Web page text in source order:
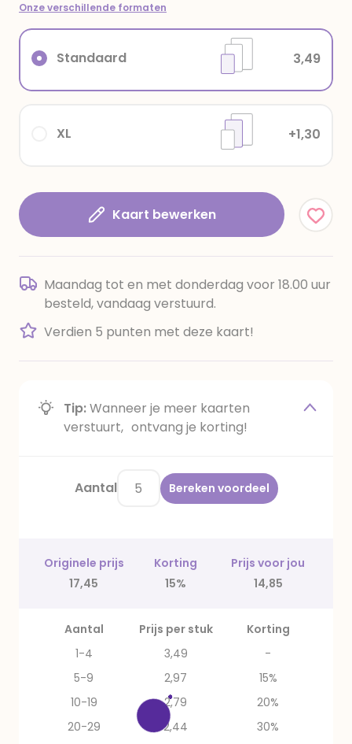
Onze verschillende formaten
XL +1,30
Standaard 3,49
Kaart bewerken
Maandag tot en met donderdag voor 18.00 uur
besteld, vandaag verstuurd.
Verdien 5 punten met deze kaart!
Tip:Wanneer je meer kaarten
verstuurt, ontvang je korting!
Aantal Bereken voordeel
Originele prijs Korting
Prijs voor jou
17,45
15% 14,85
Aantal Prijs per stuk
Korting
1-4
3,49
-
5-9
2,97
15%
10-19
2,79
20%
20-29
2,44
30%